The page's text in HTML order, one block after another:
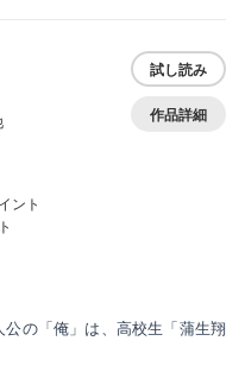
ント
試し読み
作品詳細
の「俺」は、高校生「蒲生翔